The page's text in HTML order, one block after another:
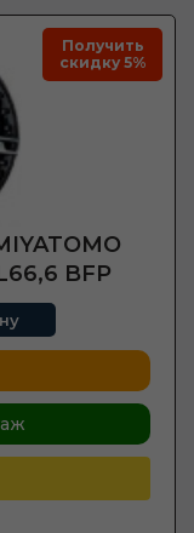
Получить
скидку 5%
BFP